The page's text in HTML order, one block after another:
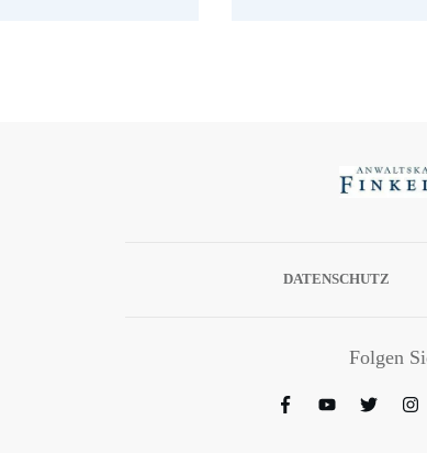
DATENSCHUTZ
Folgen